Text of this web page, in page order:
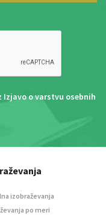
Izjavo o varstvu osebnih
izobraževanja
po meri